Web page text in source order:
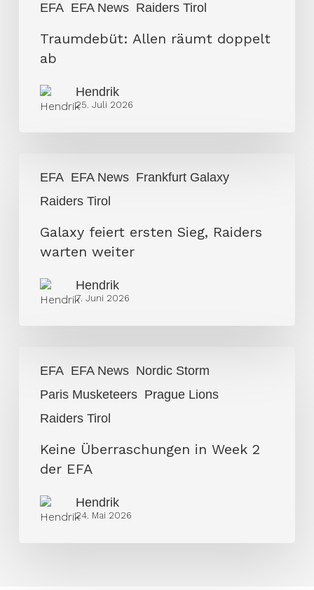
EFA EFA News Raiders Tirol
Traumdebüt: Allen räumt doppelt
ab
Hendrik
25. Juli 2026
EFA EFA News Frankfurt Galaxy
Raiders Tirol
feiert
ersten
weiter
Galaxy feiert ersten Sieg, Raiders
warten weiter
Hendrik
7. Juni 2026
EFA EFA News Nordic Storm
Paris Musketeers Prague Lions
Raiders Tirol
Überraschungen
Week
Keine Überraschungen in Week 2
der EFA
Hendrik
24. Mai 2026